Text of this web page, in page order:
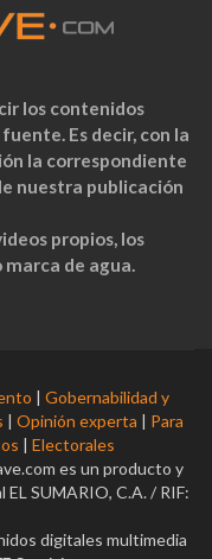
los contenidos
Es decir, con la
la correspondiente
nuestra publicación
propios, los
de agua.
| Gobernabilidad y
| Opinión experta | Para
| Electorales
es un producto y
SUMARIO, C.A. / RIF:
digitales multimedia